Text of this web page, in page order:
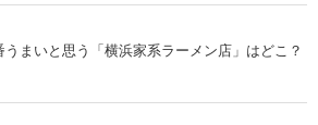
うまいと思う「横浜家系ラーメン店」はどこ？